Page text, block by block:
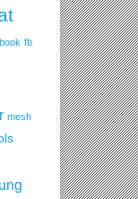
fb
mesh